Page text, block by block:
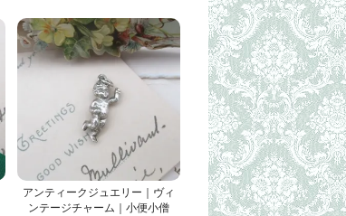
アンティークジュエリー｜ヴィ
ンテージチャーム｜小便小僧